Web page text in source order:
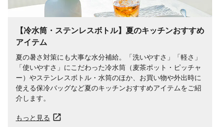
【冷水筒・ステンレスボトル】夏のキッチンおすすめ
アイテム
夏の暑さ対策にも大事な水分補給。「洗いやすさ」「軽さ」
「使いやすさ」にこだわった冷水筒（麦茶ポット・ピッチャ
ー）やステンレスボトル・水筒のほか、お買い物や外出時に
使える保冷バッグなど夏のキッチンおすすめアイテムをご紹
介します。
もっと見る